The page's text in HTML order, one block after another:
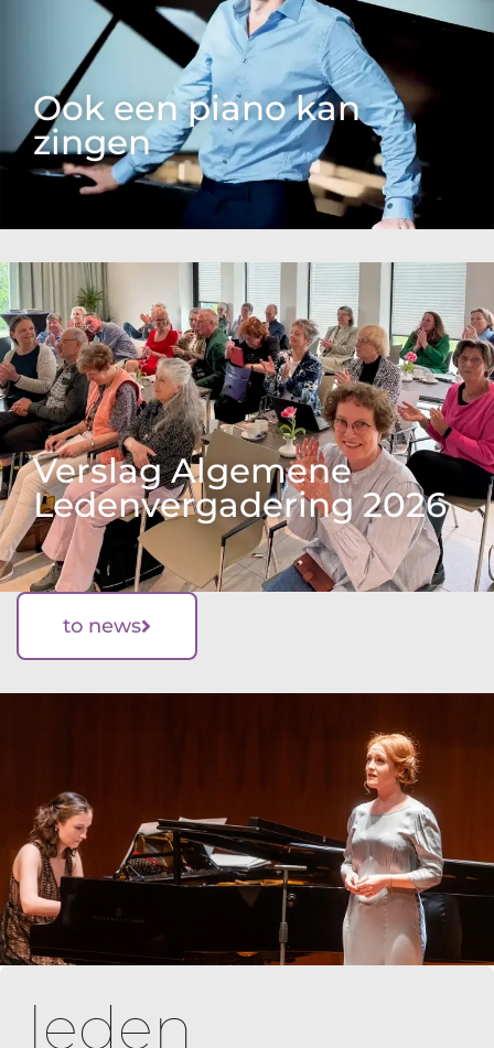
Ook een piano kan
zingen
Verslag Algemene
Ledenvergadering 2026
to news
leden